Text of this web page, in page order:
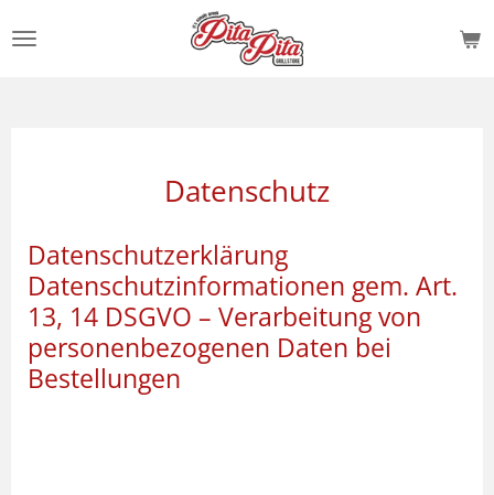
Hauptinhalt
Datenschutz
Datenschutzerklärung
Datenschutzinformationen gem. Art.
13, 14 DSGVO – Verarbeitung von
personenbezogenen Daten bei
Bestellungen